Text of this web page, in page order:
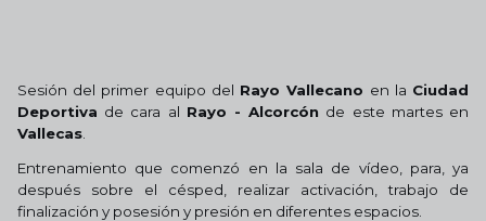
Sesión del primer equipo del Rayo Vallecano en la Ciudad
Deportiva de cara al Rayo - Alcorcón de este martes en
Vallecas
Entrenamiento que comenzó en la sala de vídeo, para, ya
después sobre el césped, realizar activación, trabajo de
finalización y posesión y presión en diferentes espacios.